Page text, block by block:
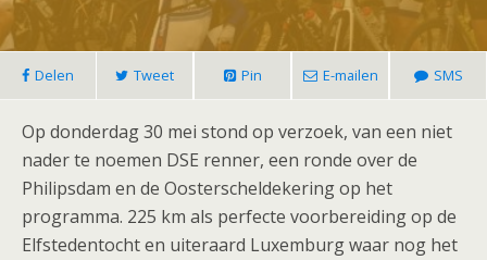
Delen Tweet Pin E-mailen SMS
Op donderdag 30 mei stond op verzoek, van een niet
nader te noemen DSE renner, een ronde over de
Philipsdam en de Oosterscheldekering op het
programma. 225 km als perfecte voorbereiding op de
Elfstedentocht en uiteraard Luxemburg waar nog het